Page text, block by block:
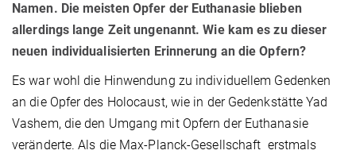
Namen. Die meisten Opfer der Euthanasie blieben
allerdings lange Zeit ungenannt. Wie kam es zu dieser
neuen individualisierten Erinnerung an die Opfern?
Es war wohl die Hinwendung zu individuellem Gedenken
an die Opfer des Holocaust, wie in der Gedenkstätte Yad
Vashem, die den Umgang mit Opfern der Euthanasie
veränderte. Als die Max-Planck-Gesellschaft erstmals